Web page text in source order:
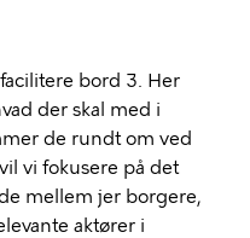
bord 3. Her
der skal med i
de rundt om ved
vi fokusere på det
mellem jer borgere,
aktører i